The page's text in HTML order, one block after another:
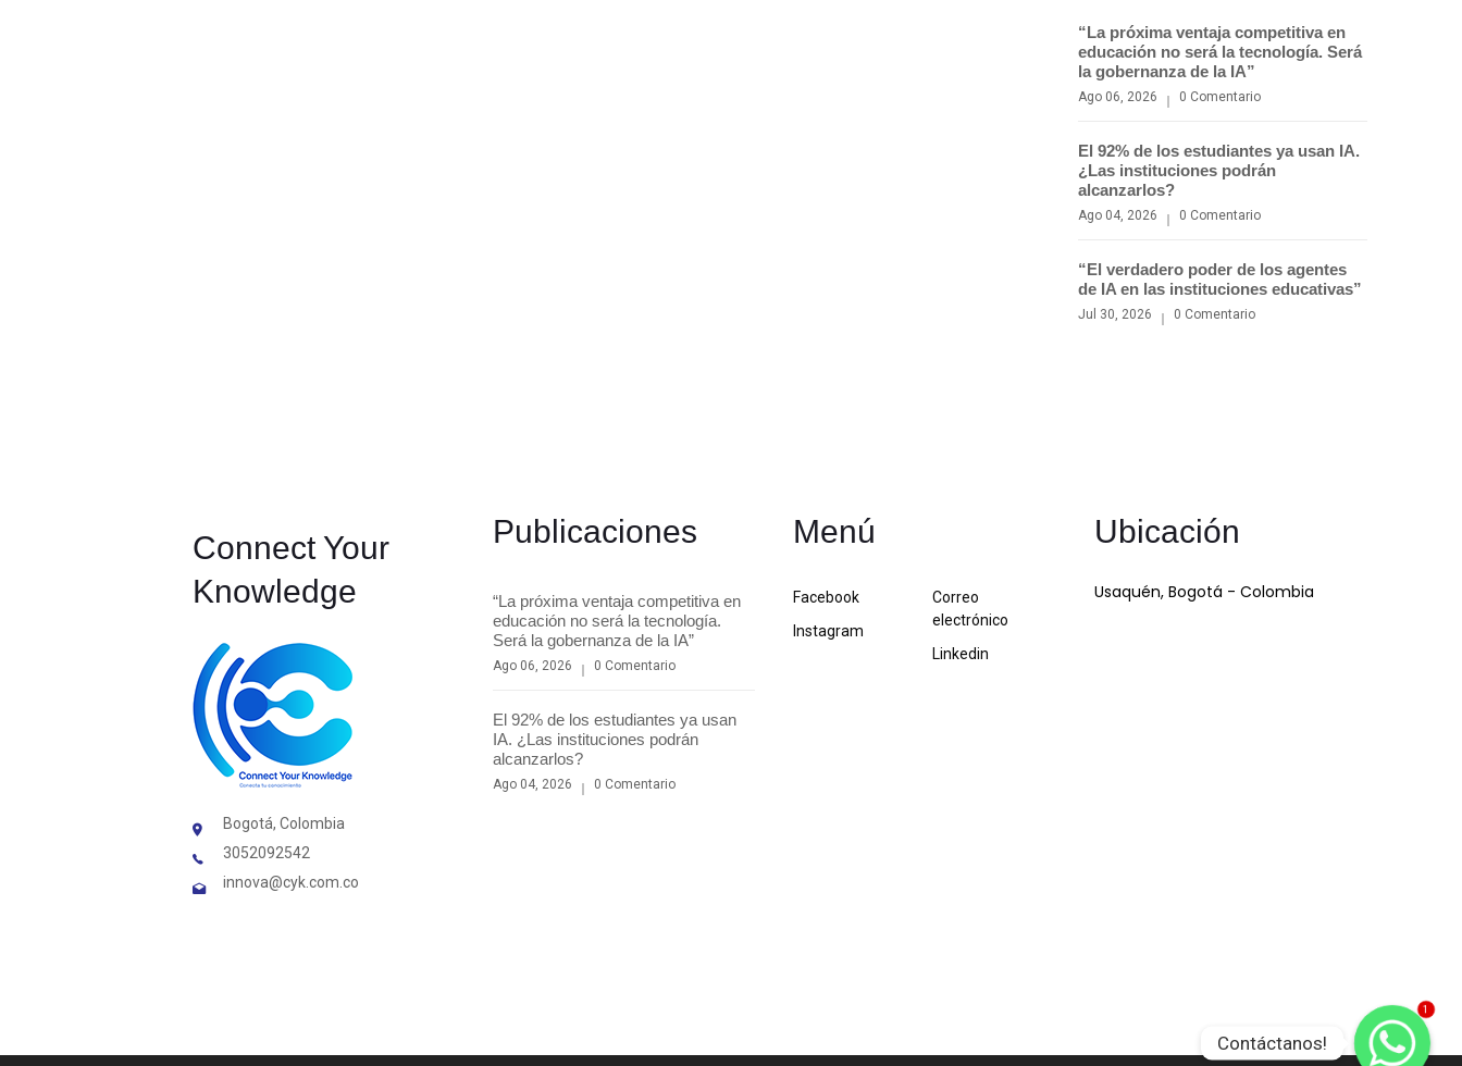
“La próxima ventaja competitiva en
educación no será la tecnología. Será
la gobernanza de la IA”
Ago 06, 2026 0 Comentario
El 92% de los estudiantes ya usan IA.
¿Las instituciones podrán
alcanzarlos?
Ago 04, 2026 0 Comentario
“El verdadero poder de los agentes
de IA en las instituciones educativas”
Jul 30, 2026 0 Comentario
Connect Your
Knowledge
Bogotá, Colombia
3052092542
innova@cyk.com.co
Publicaciones
“La próxima ventaja competitiva en
educación no será la tecnología.
Será la gobernanza de la IA”
Ago 06, 2026 0 Comentario
El 92% de los estudiantes ya usan
IA. ¿Las instituciones podrán
alcanzarlos?
Ago 04, 2026 0 Comentario
Menú
Facebook
Instagram
Correo
electrónico
Linkedin
Ubicación
Usaquén, Bogotá - Colombia
Contáctanos!